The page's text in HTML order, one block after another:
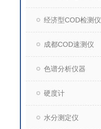
经济型COD检测仪
成都COD速测仪
色谱分析仪器
硬度计
水分测定仪